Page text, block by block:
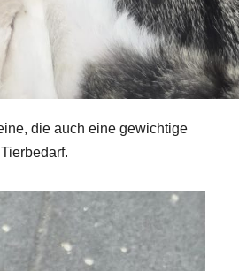
die auch eine gewichtige